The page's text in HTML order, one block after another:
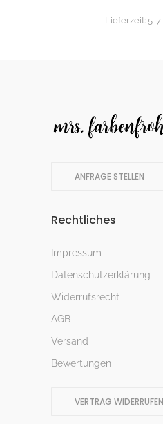
Lieferzeit: 5-
ANFRAGE STELLEN
Rechtliches
Impressum
Datenschutzerklärung
Widerrufsrecht
AGB
Versand
Bewertungen
VERTRAG WIDERRUFEN